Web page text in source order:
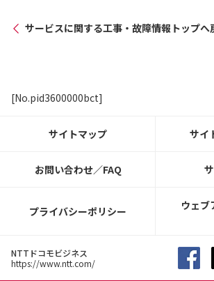
サービスに関する工事・故障情報トップへ
[No.pid3600000bct]
サイトマップ サイ
お問い合わせ／FAQ
プライバシーポリシー
ウェブ
NTTドコモビジネス
https://www.ntt.com/